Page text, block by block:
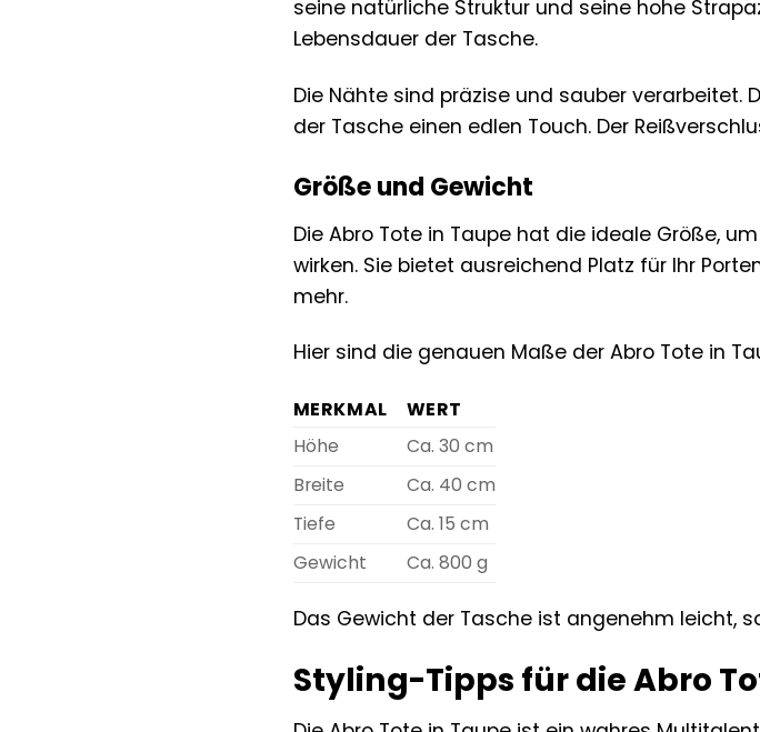
seine natürliche Struktur und seine hohe
Lebensdauer der Tasche.
Die Nähte sind präzise und sauber
der Tasche einen edlen Touch. Der
Größe und Gewicht
Die Abro Tote in Taupe hat die ideale Größe,
wirken. Sie bietet ausreichend Platz für Ihr
mehr.
Hier sind die genauen Maße der Abro Tote in
MERKMAL
WERT
Höhe
Ca. 30 cm
Breite
Ca. 40 cm
Tiefe
Ca. 15 cm
Gewicht
Ca. 800 g
Das Gewicht der Tasche ist angenehm leicht,
Styling-Tipps für die Abro